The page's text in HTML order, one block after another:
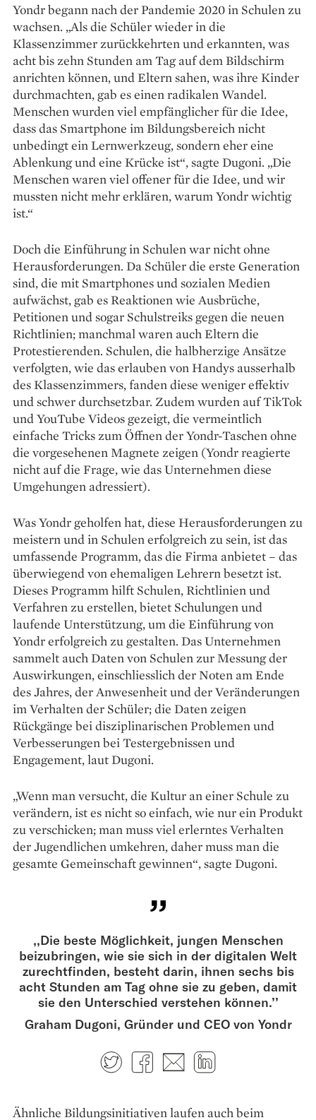
Yondr begann nach der Pandemie 2020 in Schulen zu
wachsen. „Als die Schüler wieder in die
Klassenzimmer zurückkehrten und erkannten, was
acht bis zehn Stunden am Tag auf dem Bildschirm
anrichten können, und Eltern sahen, was ihre Kinder
durchmachten, gab es einen radikalen Wandel.
Menschen wurden viel empfänglicher für die Idee,
dass das Smartphone im Bildungsbereich nicht
unbedingt ein Lernwerkzeug, sondern eher eine
Ablenkung und eine Krücke ist“, sagte Dugoni. „Die
Menschen waren viel offener für die Idee, und wir
mussten nicht mehr erklären, warum Yondr wichtig
ist.“
Doch die Einführung in Schulen war nicht ohne
Herausforderungen. Da Schüler die erste Generation
sind, die mit Smartphones und sozialen Medien
aufwächst, gab es Reaktionen wie Ausbrüche,
Petitionen und sogar Schulstreiks gegen die neuen
Richtlinien; manchmal waren auch Eltern die
Protestierenden. Schulen, die halbherzige Ansätze
verfolgten, wie das erlauben von Handys ausserhalb
des Klassenzimmers, fanden diese weniger effektiv
und schwer durchsetzbar. Zudem wurden auf TikTok
und YouTube Videos gezeigt, die vermeintlich
einfache Tricks zum Öffnen der Yondr-Taschen ohne
die vorgesehenen Magnete zeigen (Yondr reagierte
nicht auf die Frage, wie das Unternehmen diese
Umgehungen adressiert).
Was Yondr geholfen hat, diese Herausforderungen zu
meistern und in Schulen erfolgreich zu sein, ist das
umfassende Programm, das die Firma anbietet – das
überwiegend von ehemaligen Lehrern besetzt ist.
Dieses Programm hilft Schulen, Richtlinien und
Verfahren zu erstellen, bietet Schulungen und
laufende Unterstützung, um die Einführung von
Yondr erfolgreich zu gestalten. Das Unternehmen
sammelt auch Daten von Schulen zur Messung der
Auswirkungen, einschliesslich der Noten am Ende
des Jahres, der Anwesenheit und der Veränderungen
im Verhalten der Schüler; die Daten zeigen
Rückgänge bei disziplinarischen Problemen und
Verbesserungen bei Testergebnissen und
Engagement, laut Dugoni.
„Wenn man versucht, die Kultur an einer Schule zu
verändern, ist es nicht so einfach, wie nur ein Produkt
zu verschicken; man muss viel erlerntes Verhalten
der Jugendlichen umkehren, daher muss man die
gesamte Gemeinschaft gewinnen“, sagte Dugoni.
,,Die beste Möglichkeit, jungen Menschen
beizubringen, wie sie sich in der digitalen Welt
zurechtfinden, besteht darin, ihnen sechs bis
acht Stunden am Tag ohne sie zu geben, damit
sie den Unterschied verstehen können.’’
Graham Dugoni, Gründer und CEO von Yondr
TwitterFacebook
E-mail
Ähnliche Bildungsinitiativen laufen auch beim